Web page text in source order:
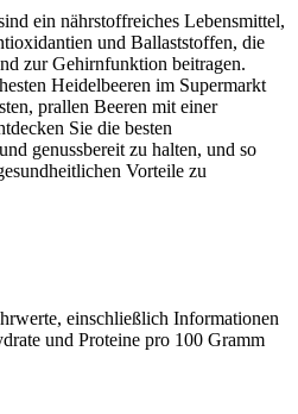
ein nährstoffreiches Lebensmittel,
und Ballaststoffen, die
zur Gehirnfunktion beitragen.
Heidelbeeren im Supermarkt
prallen Beeren mit einer
Sie die besten
genussbereit zu halten, und so
Vorteile zu
einschließlich Informationen
und Proteine pro 100 Gramm